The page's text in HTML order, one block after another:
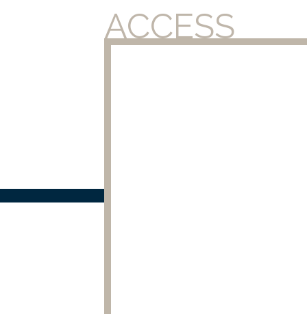
ACCESS